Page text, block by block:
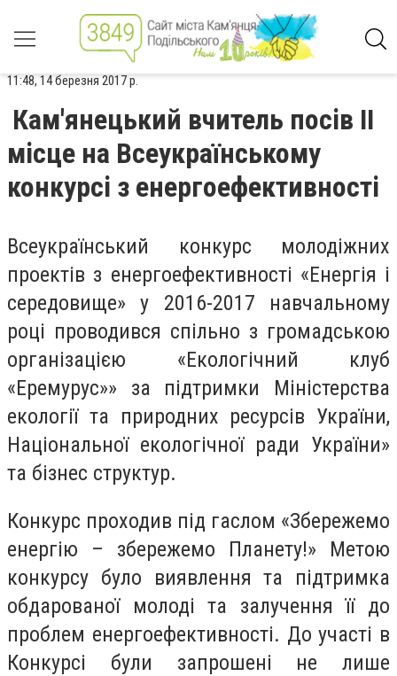
11:48, 14 березня 2017 р.
Кам'янецький вчитель посів II
місце на Всеукраїнському
конкурсі з енергоефективності
Всеукраїнський конкурс молодіжних
проектів з енергоефективності «Енергія і
середовище» у 2016-2017 навчальному
році проводився спільно з громадською
організацією «Екологічний клуб
«Еремурус»» за підтримки Міністерства
екології та природних ресурсів України,
Національної екологічної ради України»
та бізнес структур.
Конкурс проходив під гаслом «Збережемо
енергію – збережемо Планету!» Метою
конкурсу було виявлення та підтримка
обдарованої молоді та залучення її до
проблем енергоефективності. До участі в
Конкурсі були запрошені не лише